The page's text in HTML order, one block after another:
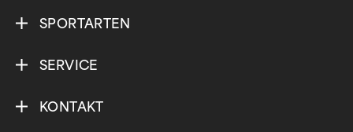
SPORTARTEN
SERVICE
KONTAKT